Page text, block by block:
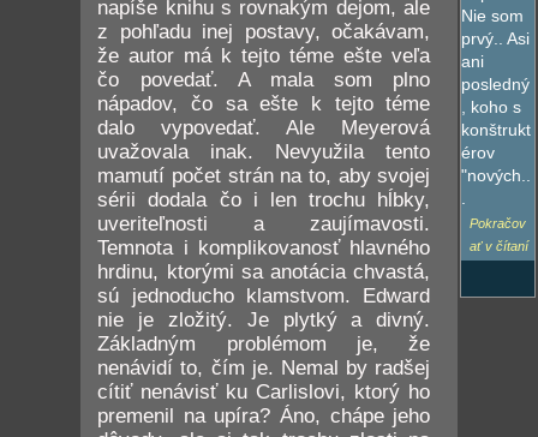
napíše knihu s rovnakým dejom, ale
z pohľadu inej postavy, očakávam,
že autor má k tejto téme ešte veľa
čo povedať. A mala som plno
nápadov, čo sa ešte k tejto téme
dalo vypovedať. Ale Meyerová
uvažovala inak. Nevyužila tento
mamutí počet strán na to, aby svojej
sérii dodala čo i len trochu hĺbky,
uveriteľnosti a zaujímavosti.
Temnota i komplikovanosť hlavného
hrdinu, ktorými sa anotácia chvastá,
sú jednoducho klamstvom. Edward
nie je zložitý. Je plytký a divný.
Základným problémom je, že
nenávidí to, čím je. Nemal by radšej
cítiť nenávisť ku Carlislovi, ktorý ho
premenil na upíra? Áno, chápe jeho
Nie som
prvý.. Asi
ani
posledný
, koho s
konštrukt
érov
"nových..
Pokračov
ať v čítaní